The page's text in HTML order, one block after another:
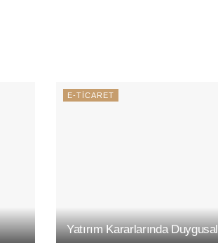
E-TİCARET
Yatırım Kararlarında